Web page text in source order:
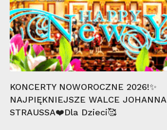
KONCERTY NOWOROCZNE 2026!✨
NAJPIĘKNIEJSZE WALCE JOHANNA
STRAUSSA❤️Dla Dzieci🥰